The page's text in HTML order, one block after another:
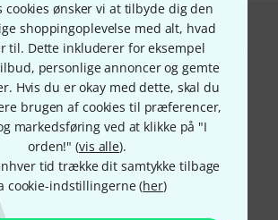
cookies ønsker vi at tilbyde dig den
shoppingoplevelse med alt, hvad
til. Dette inkluderer for eksempel
personlige annoncer og gemte
Hvis du er okay med dette, skal du
brugen af cookies til præferencer,
markedsføring ved at klikke på "I
orden!" (vis alle).
tid trække dit samtykke tilbage
cookie-indstillingerne (her)
sikkert
Bankoverførsel, PayPal,
i rater eller Kreditkort.